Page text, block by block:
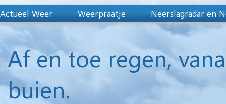
Actueel Weer Weerpraatje Neerslagradar en
Af en toe regen,
buien.